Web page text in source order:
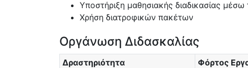
Υποστήριξη μαθησιακής διαδικασίας
Χρήση διατροφικών πακέτων
Οργάνωση Διδασκαλίας
Δραστηριότητα
Φόρτος